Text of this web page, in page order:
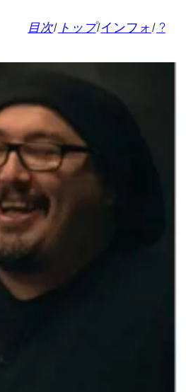
目次/ トップ/インフォ/ ?